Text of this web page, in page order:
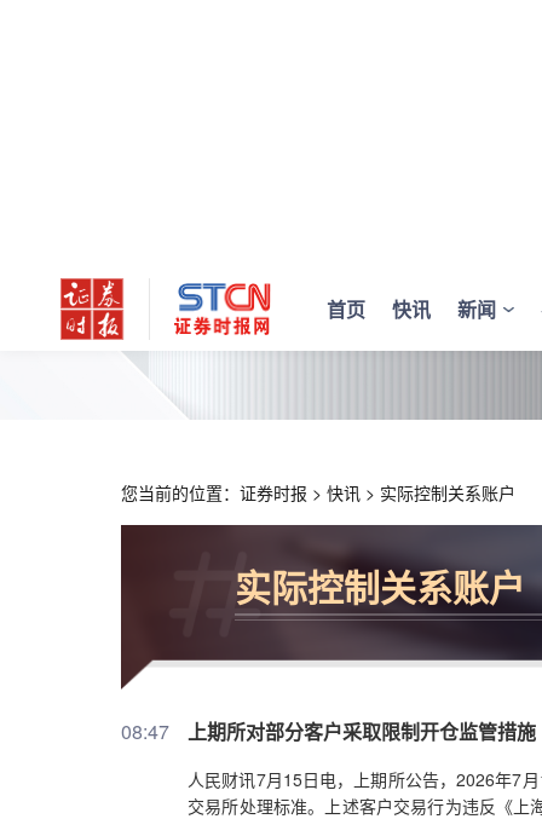
首页 快讯 新闻
您当前的位置： 证券时报 > 快讯 > 实际控制关系账户
实际控制关系账户
08:47 上期所对部分客户采取限制开仓监管措施
人民财讯7月15日电，上期所公告，2026年7
交易所处理标准。上述客户交易行为违反《